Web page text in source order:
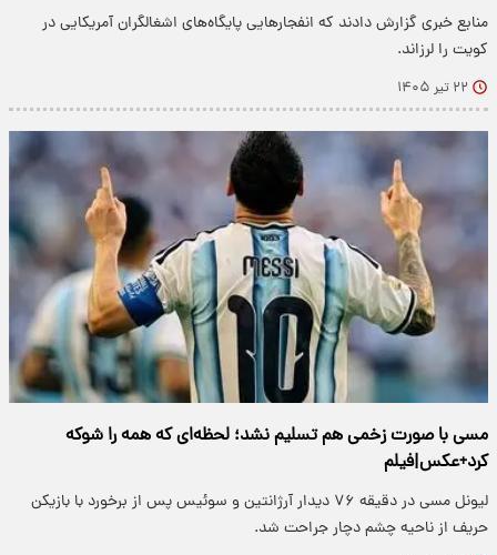
منابع خبری گزارش دادند که انفجارهایی پایگاه‌های اشغالگران آمریکایی در
کویت را لرزاند.
۲۲ تیر ۱۴۰۵
مسی با صورت زخمی هم تسلیم نشد؛ لحظه‌ای که همه را شوکه
کرد+عکس|فیلم
لیونل مسی در دقیقه ۷۶ دیدار آرژانتین و سوئیس پس از برخورد با بازیکن
حریف از ناحیه چشم دچار جراحت شد.